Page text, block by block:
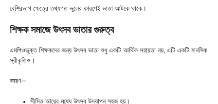
বেশিরভাগ ক্ষেত্রে তথ্যগত ভুলের কারণেই ভাতা আটকে থাকে।
শিক্ষক সমাজে উৎসব ভাতার গুরুত্ব
এমপিওভুক্ত শিক্ষকদের জন্য উৎসব ভাতা শুধু একটি আর্থিক সহায়তা নয়, এটি একটি মানসিক
স্বীকৃতিও।
কারণ—
সীমিত আয়ের মধ্যে উৎসব উদযাপন সহজ হয়।